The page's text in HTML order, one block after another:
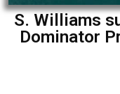
S. Williams
Dominator